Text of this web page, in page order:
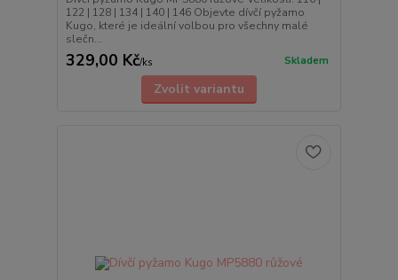
122 | 128 | 134 | 140 | 146 Objevte dívčí pyžamo
Kugo, které je ideální volbou pro všechny malé
slečn...
329,00 Kč/ks Skladem
Zvolit variantu